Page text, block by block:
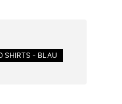
SHIRTS - BLAU